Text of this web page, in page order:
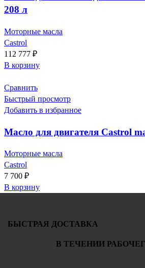
208 л
Моторные масла
Castrol
112 777 ₽
В корзину
Сравнить
Быстрый просмотр
Добавить в избранное
Масло для двигателя Castrol
Моторные масла
Castrol
7 700 ₽
В корзину
БЫСТРАЯ ДОСТАВКА
В ТЕЧЕНИИ